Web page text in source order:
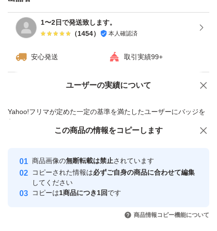
1〜2日で発送致します。
（1454） 本人確認済
安心発送 取引実績99+
ユーザーの実績について
Yahoo!フリマが定めた一定の基準を満たしたユーザーにバッジを
付与しています
安心取引出品者
心・安全なユーザーです
取引実績
引を完了させた実績があります
価格の相談 商品への質問
この商品の情報をコピーします
商品画像の無断転載は禁止されています
コピーされた情報は必ずご自身の商品に合わせて編集
してください
コピーは1商品につき1回です
商品情報コピー機能について
この商品をみている人にオススメ